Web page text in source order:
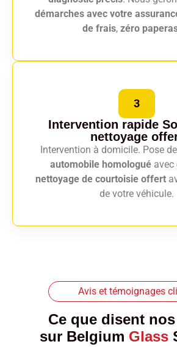
démarches avec votre
de frais, zéro
3
Intervention rapide
nettoyage
Intervention à domicile. Pose
automobile homologué avec
nettoyage de courtoisie offert
de votre véhicule.
Avis et témoignages
Ce que disent
sur Belgium Glass